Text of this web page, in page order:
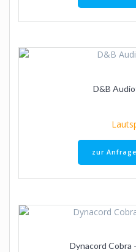
D&B
zur
Dynacord Cobra